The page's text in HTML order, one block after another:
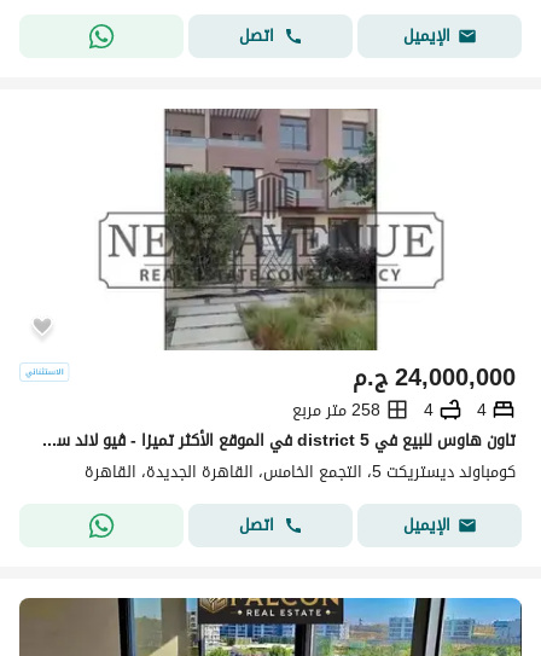
الإيميل
اتصل
ج.م24,000,000
4
4
258 متر مربع
تاون هاوس للبيع في district 5 في الموقع الأكثر تميزا - ڤيو لاند سكيب جهه بحري مباني بحديقة خاصة - استلام فوري -
كومباوند ديستريكت 5، التجمع الخامس، القاهرة الجديدة، القاهرة
الإيميل
اتصل